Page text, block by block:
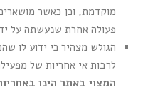
מוקדמת, וכן כאשר
פעולה אחרת שנעשתה על
הגולש מצהיר כי ידוע לו
לרבות אי אחריות של
המצוי באתר הינו